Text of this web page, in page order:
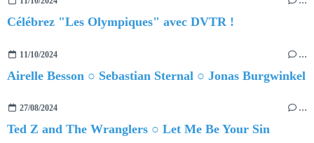
Célébrez "Les Olympiques" avec DVTR !
11/10/2024 …
Airelle Besson ○ Sebastian Sternal ○ Jonas Burgwinkel
27/08/2024 …
Ted Z and The Wranglers ○ Let Me Be Your Sin